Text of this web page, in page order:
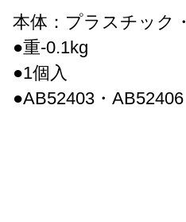
本体：プラスチック
●重-0.1kg
●1個入
●AB52403・